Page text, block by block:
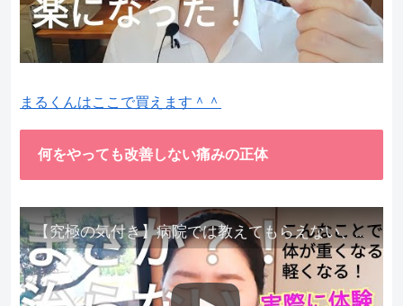
まるくんはここで買えます＾＾
何をやっても改善しない痛みの正体
【究極の気付き】病院では教えてもらえない、その長年悩んできた痛み、症状、どうして治らないのか？痛みの正体、実際に今すぐ試して知ってほしい。